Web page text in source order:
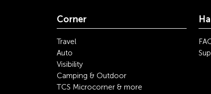
Corner
Travel
Auto
Visibility
Camping & Outdoor
TCS Microcorner & more